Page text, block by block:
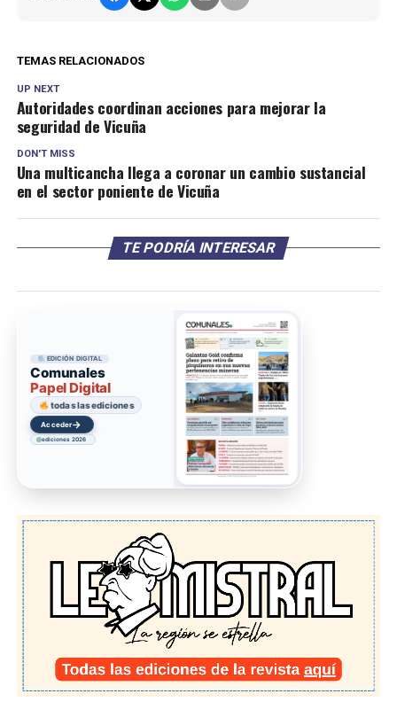
TEMAS RELACIONADOS
UP NEXT
Autoridades coordinan acciones para mejorar la
seguridad de Vicuña
DON'T MISS
Una multicancha llega a coronar un cambio sustancial
en el sector poniente de Vicuña
TE PODRÍA INTERESAR
EDICIÓN DIGITAL
Comunales
Papel Digital
todas las ediciones
Acceder→
ediciones 2026